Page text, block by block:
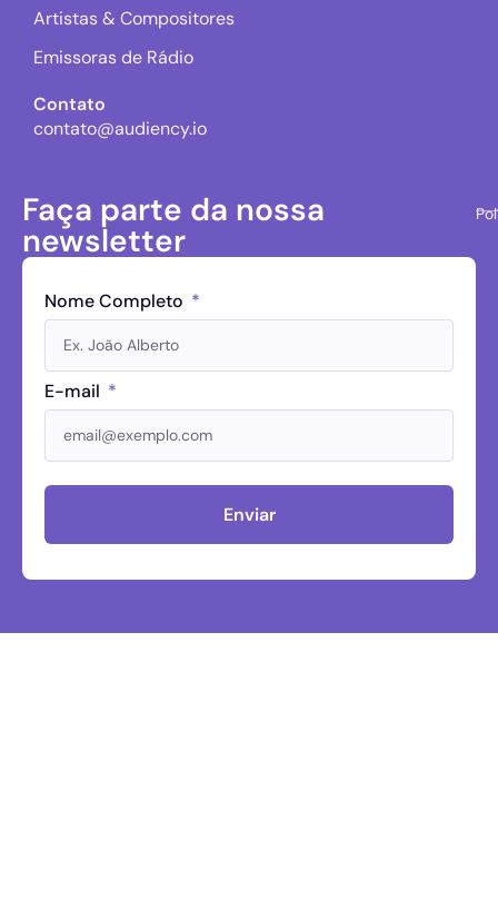
Artistas & Compositores
Emissoras de Rádio
Contato
contato@audiency.io
Faça parte da nossa
newsletter
Nome Completo
E-mail
Enviar